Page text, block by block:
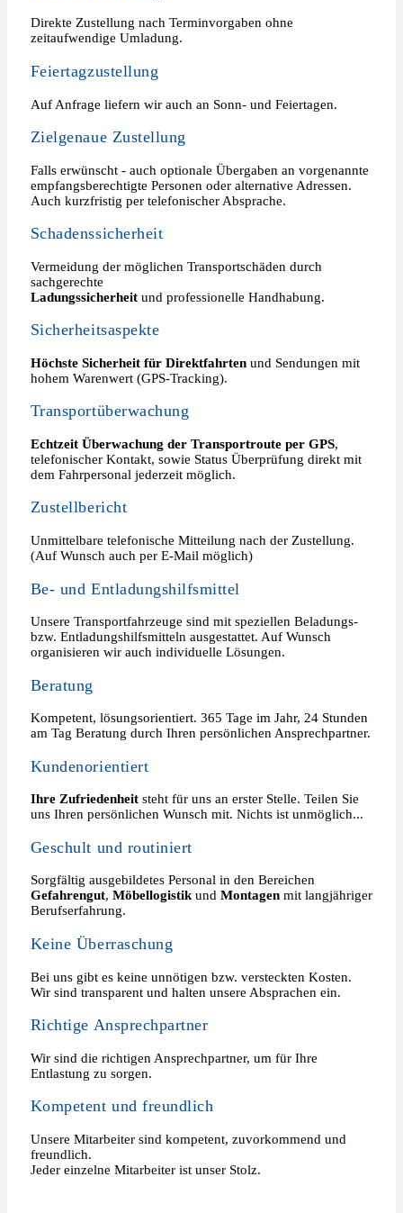
Direkte Zustellung nach Terminvorgaben ohne
zeitaufwendige Umladung.
Feiertagzustellung
Auf Anfrage liefern wir auch an Sonn- und Feiertagen.
Zielgenaue Zustellung
Falls erwünscht - auch optionale Übergaben an vorgenannte
empfangsberechtigte Personen oder alternative Adressen.
Auch kurzfristig per telefonischer Absprache.
Schadenssicherheit
Vermeidung der möglichen Transportschäden durch
sachgerechte
Ladungssicherheitund professionelle Handhabung.
Sicherheitsaspekte
Höchste Sicherheit für Direktfahrtenund Sendungen mit
hohem Warenwert (GPS-Tracking).
Transportüberwachung
Echtzeit Überwachung der Transportroute per GPS,
telefonischer Kontakt, sowie Status Überprüfung direkt mit
dem Fahrpersonal jederzeit möglich.
Zustellbericht
Unmittelbare telefonische Mitteilung nach der Zustellung.
(Auf Wunsch auch per E-Mail möglich)
Be- und Entladungshilfsmittel
Unsere Transportfahrzeuge sind mit speziellen Beladungs-
bzw. Entladungshilfsmitteln ausgestattet. Auf Wunsch
organisieren wir auch individuelle Lösungen.
Beratung
Kompetent, lösungsorientiert. 365 Tage im Jahr, 24 Stunden
am Tag Beratung durch Ihren persönlichen Ansprechpartner.
Kundenorientiert
Ihre Zufriedenheitsteht für uns an erster Stelle. Teilen Sie
uns Ihren persönlichen Wunsch mit. Nichts ist unmöglich...
Geschult und routiniert
Sorgfältig ausgebildetes Personal in den Bereichen
Gefahrengut, Möbellogistikund Montagenmit langjähriger
Berufserfahrung.
Keine Überraschung
Bei uns gibt es keine unnötigen bzw. versteckten Kosten.
Wir sind transparent und halten unsere Absprachen ein.
Richtige Ansprechpartner
Wir sind die richtigen Ansprechpartner, um für Ihre
Entlastung zu sorgen.
Kompetent und freundlich
Unsere Mitarbeiter sind kompetent, zuvorkommend und
freundlich.
Jeder einzelne Mitarbeiter ist unser Stolz.